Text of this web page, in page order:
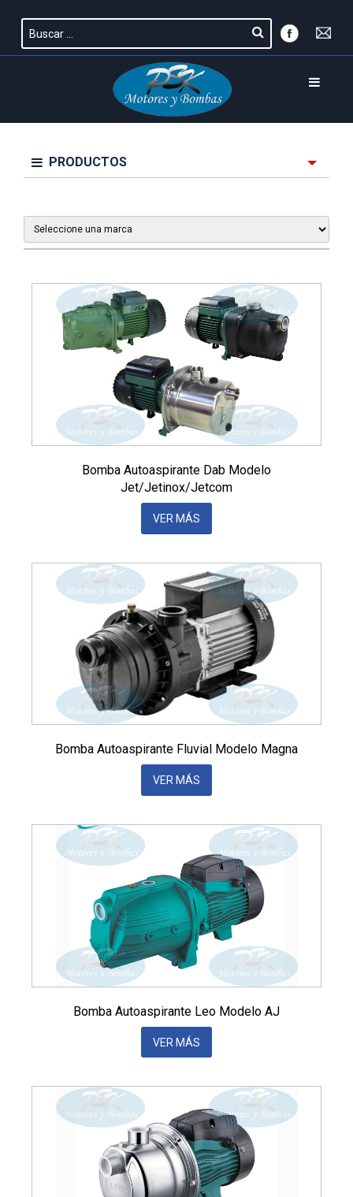
PRODUCTOS
Bomba Autoaspirante Dab Modelo
Jet/Jetinox/Jetcom
VER MÁS
Bomba Autoaspirante Fluvial Modelo Magna
VER MÁS
Bomba Autoaspirante Leo Modelo AJ
VER MÁS